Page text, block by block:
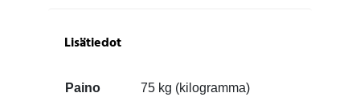
Lisätiedot
Paino
75 kg (kilogramma)